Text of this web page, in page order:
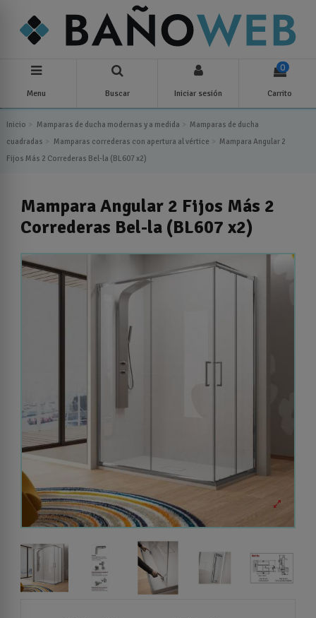
Menu Buscar Iniciar sesión
0
Carrito
Inicio Mamparas de ducha modernas y a medida
Mamparas de ducha
cuadradas
Mamparas correderas con apertura al vértice
Mampara Angular 2
Fijos Más 2 Correderas Bel-la (BL607 x2)
Mampara Angular 2 Fijos Más 2
Correderas Bel-la (BL607 x2)